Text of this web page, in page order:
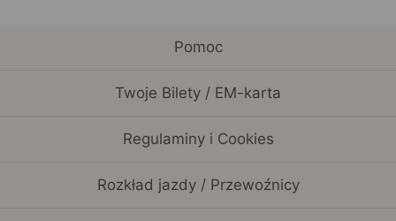
Pomoc
Twoje Bilety / EM-karta
Regulaminy i Cookies
Rozkład jazdy / Przewoźnicy